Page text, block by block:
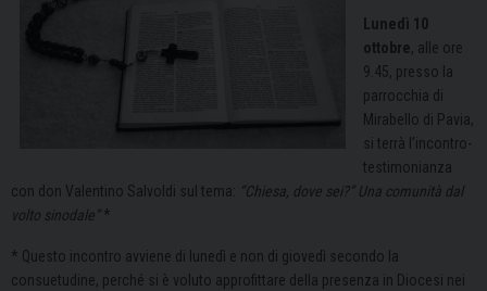
Lunedì 10
ottobre, alle ore
9.45, presso la
parrocchia di
Mirabello di Pavia,
si terrà l’incontro-
testimonianza
con don Valentino Salvoldi sul tema: “Chiesa, dove sei?” Una comunità dal
volto sinodale”*
* Questo incontro avviene di lunedì e non di giovedì secondo la
consuetudine, perché si è voluto approfittare della presenza in Diocesi nei